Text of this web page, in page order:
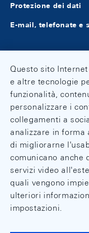
Protezione dei dati
E-mail, telefonate e
Questo sito
e altre tecnologie
funzionalità,
personalizzare i
collegamenti a
analizzare in forma
di migliorarne
comunicano anche
servizi video
quali vengono
ulteriori
impostazioni.